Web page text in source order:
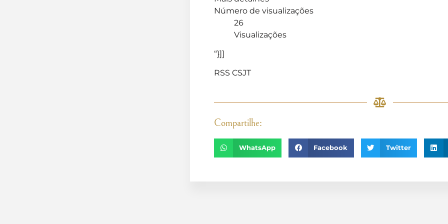
Número de visualizações
26
Visualizações
“}]]
RSS CSJT
Compartilhe:
WhatsApp Facebook Twitter